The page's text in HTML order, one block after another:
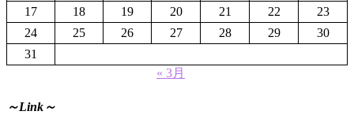
17
18 19 20 21 22
23
24
25 26 27 28 29
30
31
« 3月
～Link～